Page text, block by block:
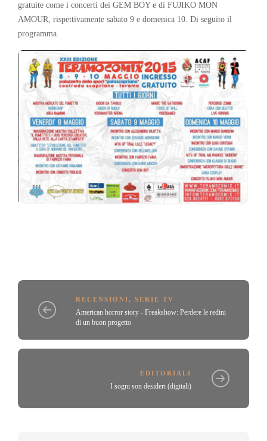
gratuite come i concerti dei GEM BOY e di FUJIKO MON
AMOUR, rispettivamente sabato 9 e domenica 10. Di seguito il
programma.
RECENSIONI, SERIE TV
American horror story - Freakshow: Perdere le redini
di un buon progetto
EDITORIALI
I sogni son desideri (digitali)